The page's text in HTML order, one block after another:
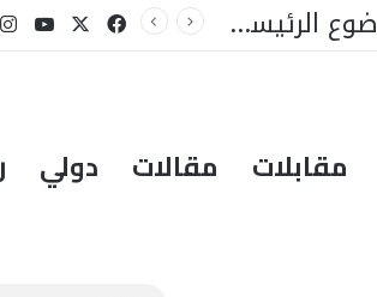
المبادرة؟ فيسبوك
مقابلات مقالات دولي